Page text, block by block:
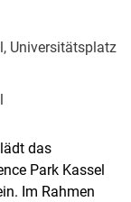
Universitätsplatz
das
Park Kassel
Im Rahmen